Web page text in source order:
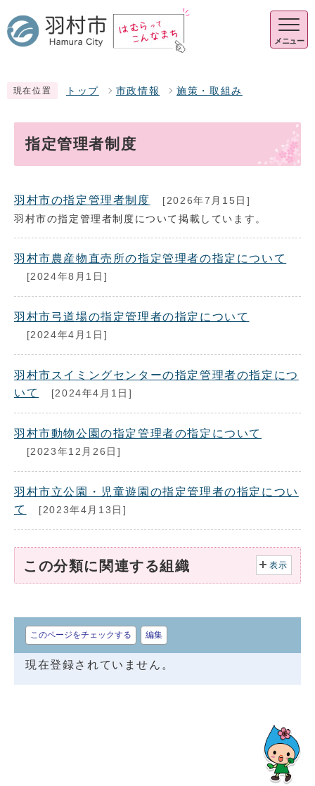
メニュー
現在位置 トップ 市政情報 施策・取組み
指定管理者制度
羽村市の指定管理者制度
[2026年7月15日]
羽村市の指定管理者制度について掲載しています。
羽村市農産物直売所の指定管理者の指定について
[2024年8月1日]
羽村市弓道場の指定管理者の指定について
[2024年4月1日]
羽村市スイミングセンターの指定管理者の指定につ
いて
[2024年4月1日]
羽村市動物公園の指定管理者の指定について
[2023年12月26日]
羽村市立公園・児童遊園の指定管理者の指定につい
て
[2023年4月13日]
この分類に関連する組織 表示
このページをチェックする 編集
現在登録されていません。